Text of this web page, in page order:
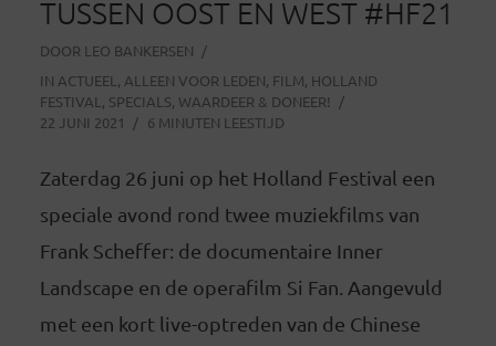
TUSSEN OOST EN WEST #HF21
DOOR LEO BANKERSEN
IN ACTUEEL , ALLEEN VOOR LEDEN, FILM, HOLLAND
FESTIVAL , SPECIALS, WAARDEER & DONEER!
22 JUNI 2021
6 MINUTEN LEESTIJD
Zaterdag 26 juni op het Holland Festival een
speciale avond rond twee muziekfilms van
Frank Scheffer: de documentaire Inner
Landscape en de operafilm Si Fan. Aangevuld
met een kort live-optreden van de Chinese